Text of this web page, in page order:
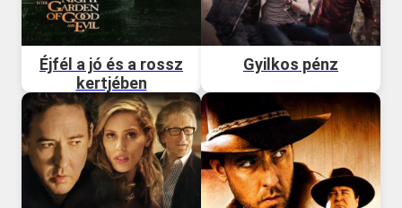
Éjfél a jó és a rossz
kertjében
Gyilkos pénz